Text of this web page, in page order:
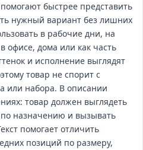
быстрее представить
нужный вариант без лишних
в рабочие дни, на
офисе, дома или как часть
и исполнение выглядят
товар не спорит с
или набора. В описании
товар должен выглядеть
назначению и вызывать
помогает отличить
позиций по размеру,